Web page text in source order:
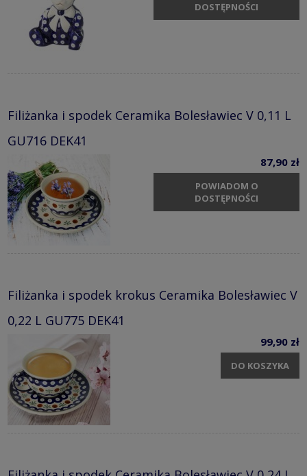
DOSTĘPNOŚCI
Filiżanka i spodek Ceramika Bolesławiec V 0,11 L
GU716 DEK41
87,90 zł
POWIADOM O
DOSTĘPNOŚCI
Filiżanka i spodek krokus Ceramika Bolesławiec V
0,22 L GU775 DEK41
99,90 zł
DO KOSZYKA